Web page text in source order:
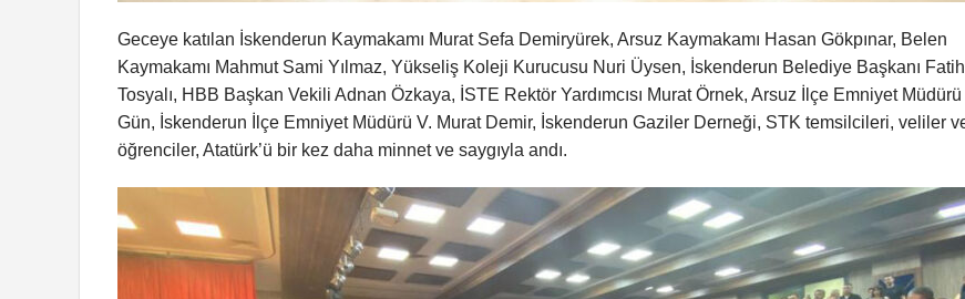
Geceye katılan İskenderun Kaymakamı Murat Sefa Demiryürek, Arsuz Kaymakamı Hasan Gökpınar, Belen
Kaymakamı Mahmut Sami Yılmaz, Yükseliş Koleji Kurucusu Nuri Üysen, İskenderun Belediye Başkanı Fatih
Tosyalı, HBB Başkan Vekili Adnan Özkaya, İSTE Rektör Yardımcısı Murat Örnek, Arsuz İlçe Emniyet
Gün, İskenderun İlçe Emniyet Müdürü V. Murat Demir, İskenderun Gaziler Derneği, STK temsilcileri, veliler
öğrenciler, Atatürk’ü bir kez daha minnet ve saygıyla andı.